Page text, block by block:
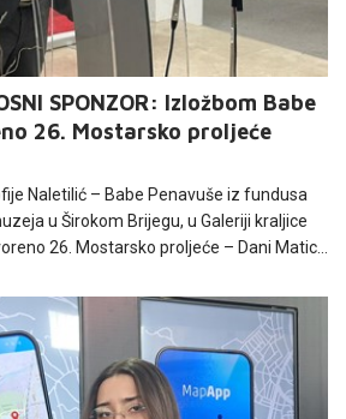
SPONZOR: Izložbom Babe
26. Mostarsko proljeće
Naletilić – Babe Penavuše iz fundusa
u Širokom Brijegu, u Galeriji kraljice
26. Mostarsko proljeće – Dani Matice
dana.